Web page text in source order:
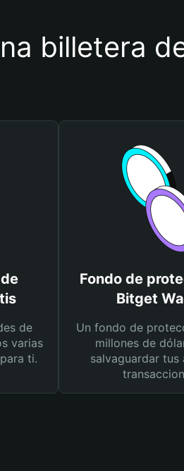
billetera
de
varias
ti.
Fondo de
Bitget
Un fondo de
millones de
salvaguardar tus